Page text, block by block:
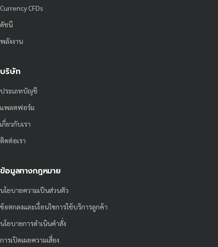
Currency CFDs
ดัชนี
พลังงาน
บริษัท
ประเภทบัญชี
แพลตฟอร์ม
เกี่ยวกับเรา
ติดต่อเรา
ข้อมูลทางกฎหมาย
นโยบายความเป็นส่วนตัว
ข้อตกลงและเงื่อนไขการใช้บริการลูกค้า
นโยบายการดำเนินคำสั่ง
การเปิดเผยความเสี่ยง